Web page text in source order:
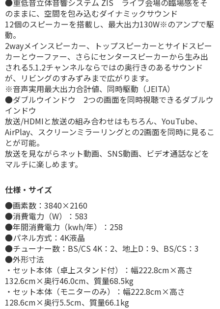
●重低音立体音響システム ZIS ライブ会場の臨場感をそ
のままに、空間を包み込むダイナミックサウンド
12個のスピーカーを搭載し、最大出力130W※のアンプで駆
動。
2wayメインスピーカー、トップスピーカーとサイドスピー
カーとウーファー、さらにセンタースピーカーから生み出
される5.1.2チャンネルならではの奥行きのあるサウンド
が、リビングのすみずみまで広がります。
※音声実用最大出力合計値、同時駆動（JEITA）
●ダブルウインドウ 2つの画面を同時視聴できるダブルウ
インドウ
放送/HDMIと放送の組み合わせはもちろん、YouTube、
AirPlay、スクリーンミラーリングとの2画面を同時に見るこ
とが可能。
放送を見ながらネット動画、SNS動画、ビデオ通話などを
マルチに楽しめます。
仕様・サイズ
●画素数：3840×2160
●消費電力（W）：583
●年間消費電力（kwh/年）：258
●パネル方式：4K液晶
●チューナー数：BS/CS 4K：2、地上D：9、BS/CS：3
●外形寸法
・セット本体（卓上スタンド付）：幅222.8cm×高さ
132.6cm×奥行46.0cm、質量68.5kg
・セット本体（モニターのみ）：幅222.8cm×高さ
128.6cm×奥行5.5cm、質量66.1kg